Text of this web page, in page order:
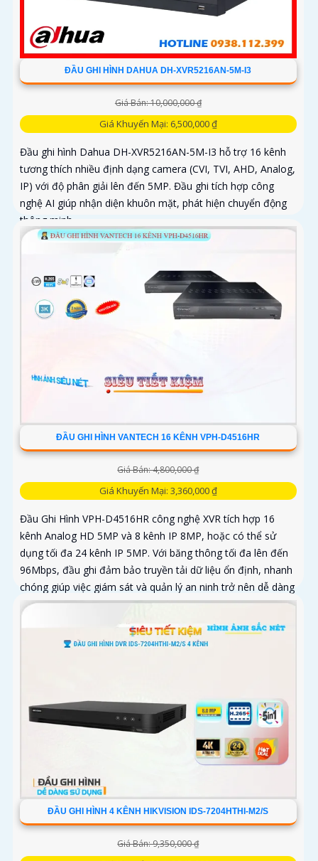
ĐẦU GHI HÌNH DAHUA DH-XVR5216AN-5M-I3
Giá Bán: 10,000,000 ₫
Giá Khuyến Mại: 6,500,000 ₫
Đầu ghi hình Dahua DH-XVR5216AN-5M-I3 hỗ trợ 16 kênh
tương thích nhiều định dạng camera (CVI, TVI, AHD, Analog,
IP) với độ phân giải lên đến 5MP. Đầu ghi tích hợp công
nghệ AI giúp nhận diện khuôn mặt, phát hiện chuyển động
thông minh
ĐẦU GHI HÌNH VANTECH 16 KÊNH VPH-D4516HR
Giá Bán: 4,800,000 ₫
Giá Khuyến Mại: 3,360,000 ₫
Đầu Ghi Hình VPH-D4516HR công nghệ XVR tích hợp 16
kênh Analog HD 5MP và 8 kênh IP 8MP, hoặc có thể sử
dụng tối đa 24 kênh IP 5MP. Với băng thông tối đa lên đến
96Mbps, đầu ghi đảm bảo truyền tải dữ liệu ổn định, nhanh
chóng giúp việc giám sát và quản lý an ninh trở nên dễ dàng
hơn
ĐẦU GHI HÌNH 4 KÊNH HIKVISION IDS-7204HTHI-M2/S
Giá Bán: 9,350,000 ₫